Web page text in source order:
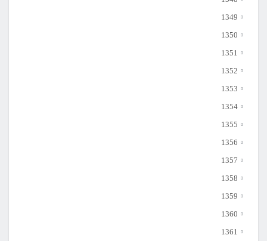
1349
1350
1351
1352
1353
1354
1355
1356
1357
1358
1359
1360
1361